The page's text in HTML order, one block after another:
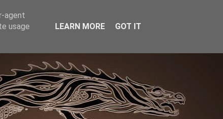
agent
usage
LEARN MORE GOT IT